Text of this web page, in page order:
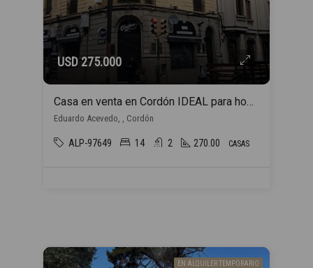
USD 275.000
Casa en venta en Cordón IDEAL para hogar estudiantil
Eduardo Acevedo, , Cordón
ALP-97649 14 2 270.00 CASAS
EN ALQUILER TEMPORARIO